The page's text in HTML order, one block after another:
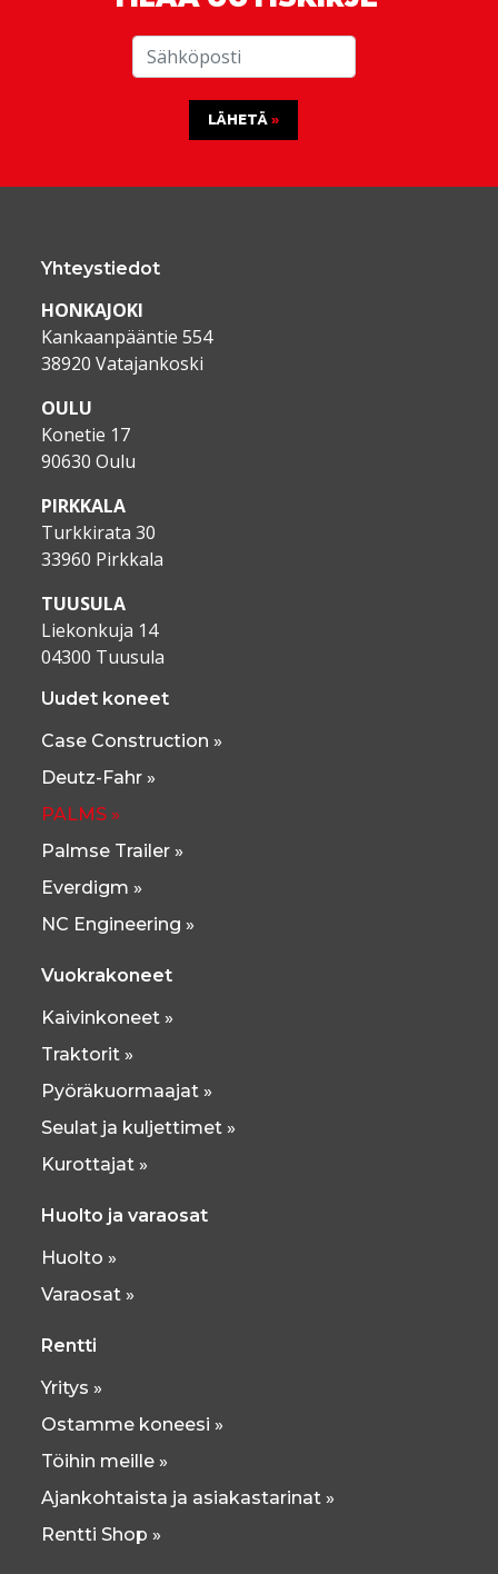
LÄHETÄ
Yhteystiedot
HONKAJOKI
Kankaanpääntie 554
38920 Vatajankoski
OULU
Konetie 17
90630 Oulu
PIRKKALA
Turkkirata 30
33960 Pirkkala
TUUSULA
Liekonkuja 14
04300 Tuusula
Uudet koneet
Case Construction »
Deutz-Fahr »
PALMS »
Palmse Trailer »
Everdigm »
NC Engineering »
Vuokrakoneet
Kaivinkoneet »
Traktorit »
Pyöräkuormaajat »
Seulat ja kuljettimet »
Kurottajat »
Huolto ja varaosat
Huolto »
Varaosat »
Rentti
Yritys »
Ostamme koneesi »
Töihin meille »
Ajankohtaista ja asiakastarinat »
Rentti Shop »